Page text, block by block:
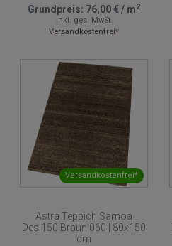
Grundpreis: 76,00 €/ m2
inkl. ges. MwSt.
Versandkostenfrei*
Versandkostenfrei*
Astra Teppich Samoa
Des.150 Braun 060 | 80x150
cm